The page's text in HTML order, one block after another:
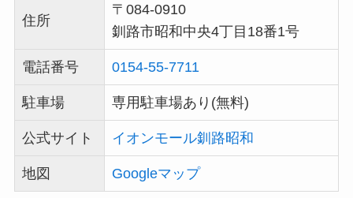
住所
〒084-0910
釧路市昭和中央4丁目18番1号
電話番号 0154-55-7711
駐車場 専用駐車場あり(無料)
公式サイト イオンモール釧路昭和
地図 Googleマップ